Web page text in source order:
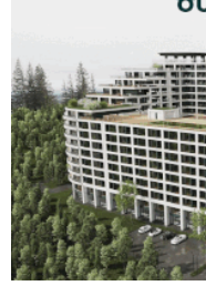
Ucom и
помощью солнечной
22:41:05 3-
Idram и
Seaside
10:12:55 3-